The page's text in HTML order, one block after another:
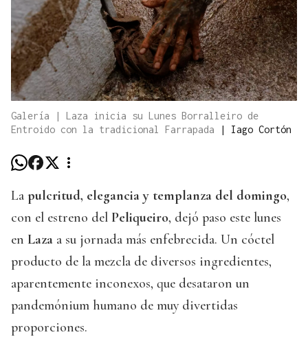
Galería | Laza inicia su Lunes Borralleiro de
Entroido con la tradicional Farrapada
| Iago Cortón
La pulcritud, elegancia y templanza del domingo,
con el estreno del Peliqueiro, dejó paso este lunes
en Laza a su jornada más enfebrecida. Un cóctel
producto de la mezcla de diversos ingredientes,
aparentemente inconexos, que desataron un
pandemónium humano de muy divertidas
proporciones.